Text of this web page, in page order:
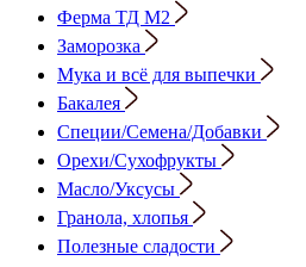
Ферма ТД М2
Заморозка
Мука и всё для выпечки
Бакалея
Специи/Семена/Добавки
Орехи/Сухофрукты
Масло/Уксусы
Гранола, хлопья
Полезные сладости